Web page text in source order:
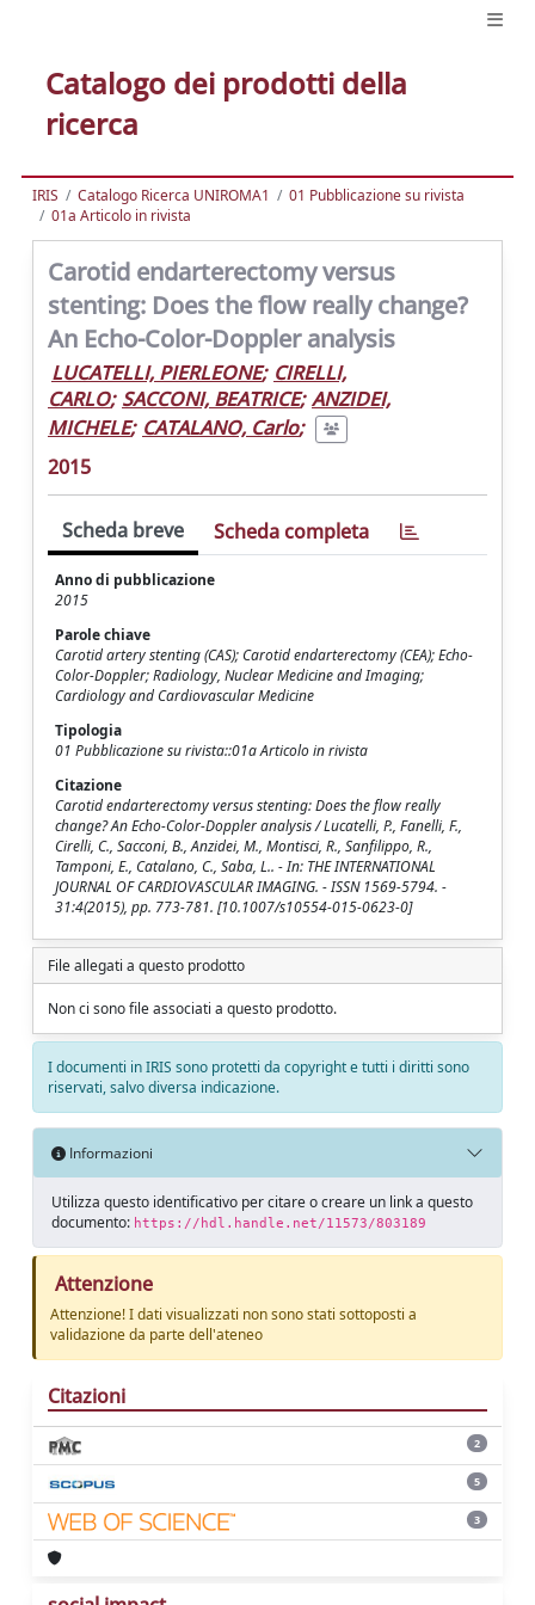
Catalogo dei prodotti della
ricerca
IRIS Catalogo Ricerca UNIROMA1
01 Pubblicazione su rivista
01a Articolo in rivista
Carotid endarterectomy versus
stenting: Does the flow really change?
An Echo-Color-Doppler analysis
LUCATELLI, PIERLEONE; CIRELLI,
CARLO; SACCONI, BEATRICE; ANZIDEI,
MICHELE; CATALANO, Carlo;
2015
Scheda breve Scheda completa
Anno di pubblicazione
2015
Parole chiave
Carotid artery stenting (CAS); Carotid endarterectomy (CEA); Echo-
Color-Doppler; Radiology, Nuclear Medicine and Imaging;
Cardiology and Cardiovascular Medicine
Tipologia
01 Pubblicazione su rivista::01a Articolo in rivista
Citazione
Carotid endarterectomy versus stenting: Does the flow really
change? An Echo-Color-Doppler analysis / Lucatelli, P., Fanelli, F.,
Cirelli, C., Sacconi, B., Anzidei, M., Montisci, R., Sanfilippo, R.,
Tamponi, E., Catalano, C., Saba, L.. - In: THE INTERNATIONAL
JOURNAL OF CARDIOVASCULAR IMAGING. - ISSN 1569-5794. -
31:4(2015), pp. 773-781. [10.1007/s10554-015-0623-0]
File allegati a questo prodotto
Non ci sono file associati a questo prodotto.
I documenti in IRIS sono protetti da copyright e tutti i diritti sono
riservati, salvo diversa indicazione.
Informazioni
Utilizza questo identificativo per citare o creare un link a questo
documento: https://hdl.handle.net/11573/803189
Attenzione
Attenzione! I dati visualizzati non sono stati sottoposti a
validazione da parte dell'ateneo
Citazioni
2
5
3